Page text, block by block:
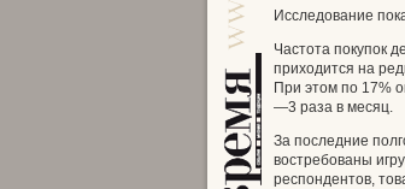
Исследование
Частота покупок
приходится на
При этом по 17%
—3 раза в месяц.
За последние
востребованы
респондентов,